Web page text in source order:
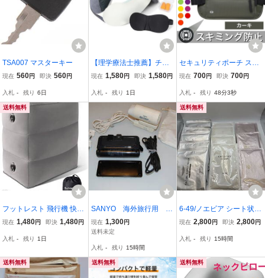
TSA007 マスターキー
現在 560円 即決 560円
入札 - 残り 6日
【理学療法士推薦】チチ
ロバ(TITIROBA) ネックピ
ベルピロー 旅行枕 低反発
3Dアイマスク付 耳栓付
睡眠 グレー
現在 1,580円 即決 1,580円
入札 - 残り 1日
セキュリティポーチ スキ
ミング防止 海外旅行 パス
ス スキミング防止ケース
ポーチ カーキ
現在 700円 即決 700円
入札 - 残り 48分2秒
送料無料
フットレスト 飛行機 快適
グッズ エアー 足枕 三段
車 足置き オットマン 耳
き
現在 1,480円 即決 1,480円
入札 - 残り 1日
SANYO 海外旅行用 ★
アイロン SHPA140 ★
ドライヤー HDAVA1050
現在 1,300円
送料未定
入札 - 残り 15時間
送料無料
6-49/ノエビア シート状美
容液マスク3種12枚セッ
現在 2,800円 即決 2,800円
入札 - 残り 15時間
送料無料 送料無料 送料無料